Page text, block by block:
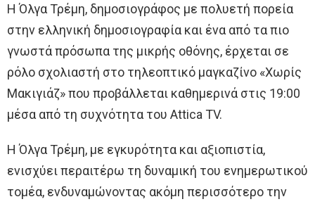
Η Όλγα Τρέμη, δημοσιογράφος με πολυετή πορεία
στην ελληνική δημοσιογραφία και ένα από τα πιο
γνωστά πρόσωπα της μικρής οθόνης, έρχεται σε
ρόλο σχολιαστή στο τηλεοπτικό μαγκαζίνο «Χωρίς
Μακιγιάζ» που προβάλλεται καθημερινά στις 19:00
μέσα από τη συχνότητα του Attica TV.
Η Όλγα Τρέμη, με εγκυρότητα και αξιοπιστία,
ενισχύει περαιτέρω τη δυναμική του ενημερωτικού
τομέα, ενδυναμώνοντας ακόμη περισσότερο την